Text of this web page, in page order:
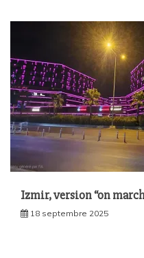
Izmir, version “on
18 septembre 2025